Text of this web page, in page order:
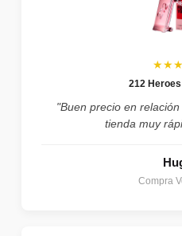
212
"Buen precio en
tienda muy
Compra